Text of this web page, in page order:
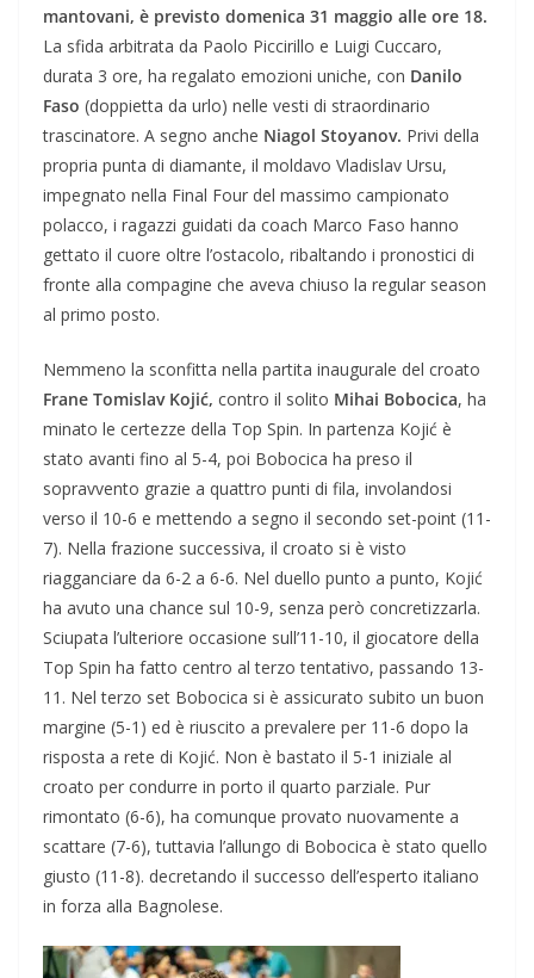
mantovani, è previsto domenica 31 maggio alle ore 18.
La sfida arbitrata da Paolo Piccirillo e Luigi Cuccaro,
durata 3 ore, ha regalato emozioni uniche, con Danilo
Faso (doppietta da urlo) nelle vesti di straordinario
trascinatore. A segno anche Niagol Stoyanov. Privi della
propria punta di diamante, il moldavo Vladislav Ursu,
impegnato nella Final Four del massimo campionato
polacco, i ragazzi guidati da coach Marco Faso hanno
gettato il cuore oltre l’ostacolo, ribaltando i pronostici di
fronte alla compagine che aveva chiuso la regular season
al primo posto.
Nemmeno la sconfitta nella partita inaugurale del croato
Frane Tomislav Kojić, contro il solito Mihai Bobocica, ha
minato le certezze della Top Spin. In partenza Kojić è
stato avanti fino al 5-4, poi Bobocica ha preso il
sopravvento grazie a quattro punti di fila, involandosi
verso il 10-6 e mettendo a segno il secondo set-point (11-
7). Nella frazione successiva, il croato si è visto
riagganciare da 6-2 a 6-6. Nel duello punto a punto, Kojić
ha avuto una chance sul 10-9, senza però concretizzarla.
Sciupata l’ulteriore occasione sull’11-10, il giocatore della
Top Spin ha fatto centro al terzo tentativo, passando 13-
11. Nel terzo set Bobocica si è assicurato subito un buon
margine (5-1) ed è riuscito a prevalere per 11-6 dopo la
risposta a rete di Kojić. Non è bastato il 5-1 iniziale al
croato per condurre in porto il quarto parziale. Pur
rimontato (6-6), ha comunque provato nuovamente a
scattare (7-6), tuttavia l’allungo di Bobocica è stato quello
giusto (11-8). decretando il successo dell’esperto italiano
in forza alla Bagnolese.